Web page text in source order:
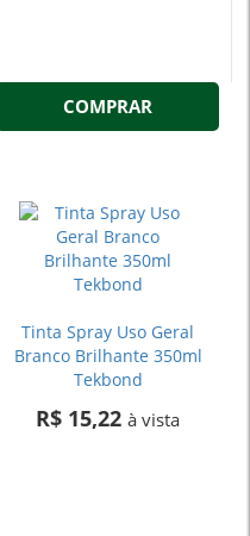
COMPRAR
Tinta Spray Uso Geral
Branco Brilhante 350ml
Tekbond
R$ 15,22 à vista